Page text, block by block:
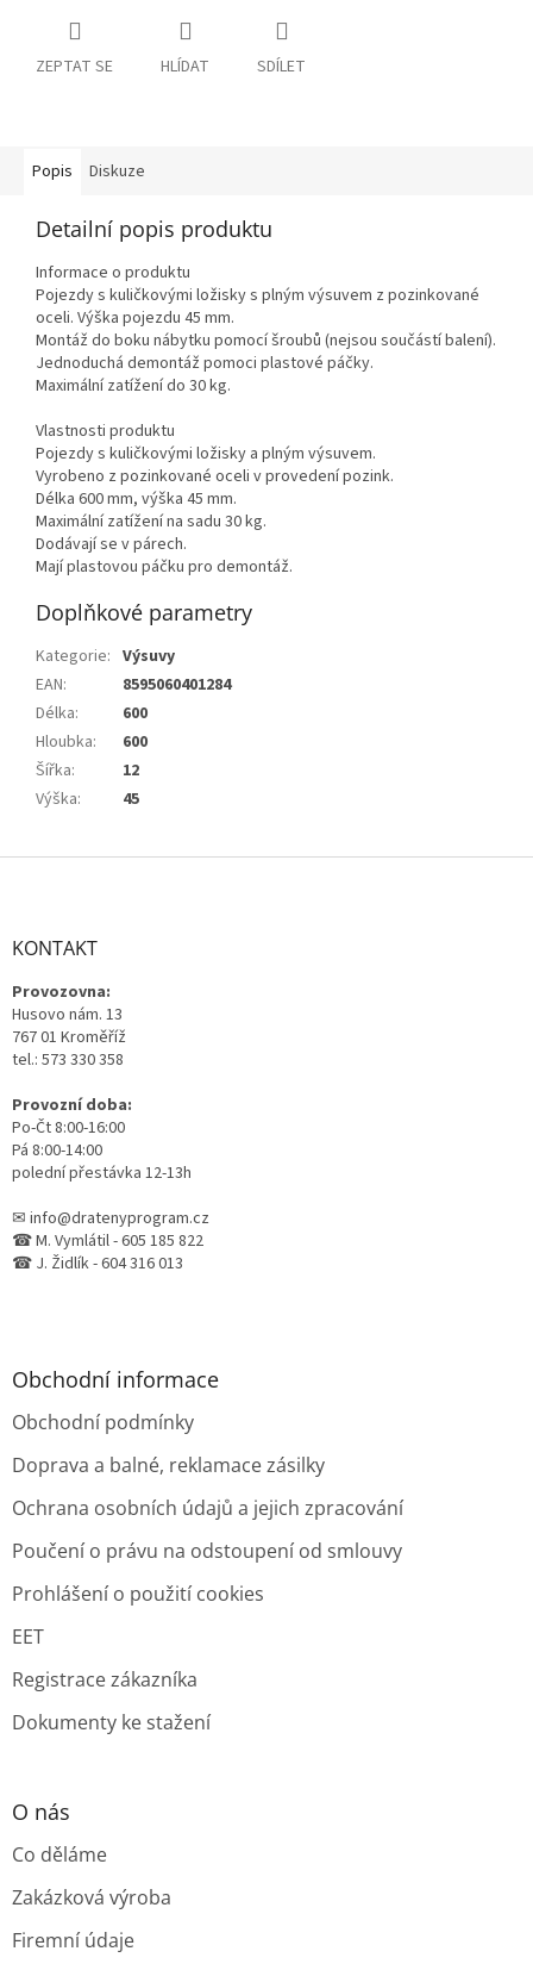
ZEPTAT SE HLÍDAT SDÍLET
Popis Diskuze
Detailní popis produktu
Informace o produktu
Pojezdy s kuličkovými ložisky s plným výsuvem z pozinkované
oceli. Výška pojezdu 45 mm.
Montáž do boku nábytku pomocí šroubů (nejsou součástí balení).
Jednoduchá demontáž pomoci plastové páčky.
Maximální zatížení do 30 kg.
Vlastnosti produktu
Pojezdy s kuličkovými ložisky a plným výsuvem.
Vyrobeno z pozinkované oceli v provedení pozink.
Délka 600 mm, výška 45 mm.
Maximální zatížení na sadu 30 kg.
Dodávají se v párech.
Mají plastovou páčku pro demontáž.
Doplňkové parametry
Kategorie: Výsuvy
EAN:
8595060401284
Délka:
600
Hloubka:
600
Šířka:
12
Výška: 45
Z
KONTAKT
Provozovna:
Husovo nám. 13
767 01 Kroměříž
tel.: 573 330 358
Provozní doba:
Po-Čt 8:00-16:00
Pá 8:00-14:00
polední přestávka 12-13h
✉ info@dratenyprogram.cz
☎ M. Vymlátil - 605 185 822
☎ J. Židlík - 604 316 013
Obchodní informace
Obchodní podmínky
Doprava a balné, reklamace zásilky
Ochrana osobních údajů a jejich zpracování
Poučení o právu na odstoupení od smlouvy
Prohlášení o použití cookies
EET
Registrace zákazníka
Dokumenty ke stažení
O nás
Co děláme
Zakázková výroba
Firemní údaje